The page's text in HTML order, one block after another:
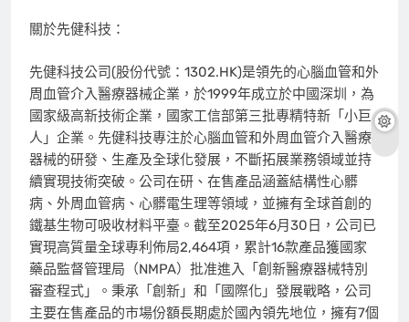
關於先健科技：
先健科技公司(股份代號：1302.HK)是領先的心腦血管和外
周血管介入醫療器械企業，於1999年成立於中國深圳，為
國家級高新技術企業，國家工信部第三批專精特新「小巨
人」企業。先健科技專注於心腦血管和外周血管介入醫療
器械的研發、生產及全球化發展，不斷拓展業務領域並持
續實現技術突破。公司在研、在售產品涵蓋結構性心髒
病、外周血管病、心髒電生理等領域，並擁有全球首創的
鐵基生物可吸收材料平臺。截至2025年6月30日，公司已
實現高質量全球專利佈局2,464項，累計16款產品獲國家
藥品監督管理局（NMPA）批准進入「創新醫療器械特別
審查程式」。秉承「創新」和「國際化」發展戰略，公司
主要在售產品的市場份額長期處於國內領先地位，擁有7個